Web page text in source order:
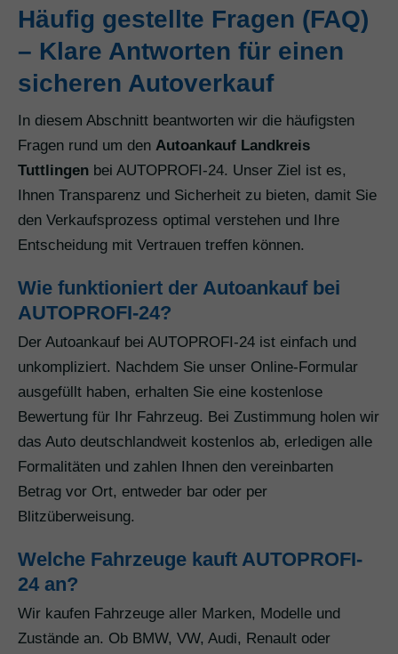
Häufig gestellte Fragen (FAQ)
– Klare Antworten für einen
sicheren Autoverkauf
In diesem Abschnitt beantworten wir die häufigsten
Fragen rund um den Autoankauf Landkreis
Tuttlingen bei AUTOPROFI-24. Unser Ziel ist es,
Ihnen Transparenz und Sicherheit zu bieten, damit Sie
den Verkaufsprozess optimal verstehen und Ihre
Entscheidung mit Vertrauen treffen können.
Wie funktioniert der Autoankauf bei
AUTOPROFI-24?
Der Autoankauf bei AUTOPROFI-24 ist einfach und
unkompliziert. Nachdem Sie unser Online-Formular
ausgefüllt haben, erhalten Sie eine kostenlose
Bewertung für Ihr Fahrzeug. Bei Zustimmung holen wir
das Auto deutschlandweit kostenlos ab, erledigen alle
Formalitäten und zahlen Ihnen den vereinbarten
Betrag vor Ort, entweder bar oder per
Blitzüberweisung.
Welche Fahrzeuge kauft AUTOPROFI-
24 an?
Wir kaufen Fahrzeuge aller Marken, Modelle und
Zustände an. Ob BMW, VW, Audi, Renault oder